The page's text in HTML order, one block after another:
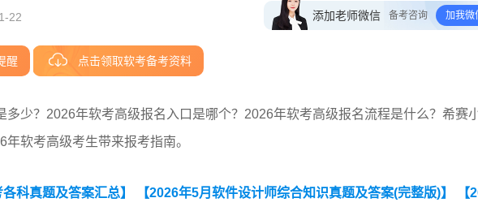
22 添加老师微信 备考咨询 加我微
醒 点击领取软考备考资料
多少？2026年软考高级报名入口是哪个？2026年软考高级报名流程是什么？希赛
软考高级考生带来报考指南。
科真题及答案汇总】 【2026年5月软件设计师综合知识真题及答案(完整版)】
【